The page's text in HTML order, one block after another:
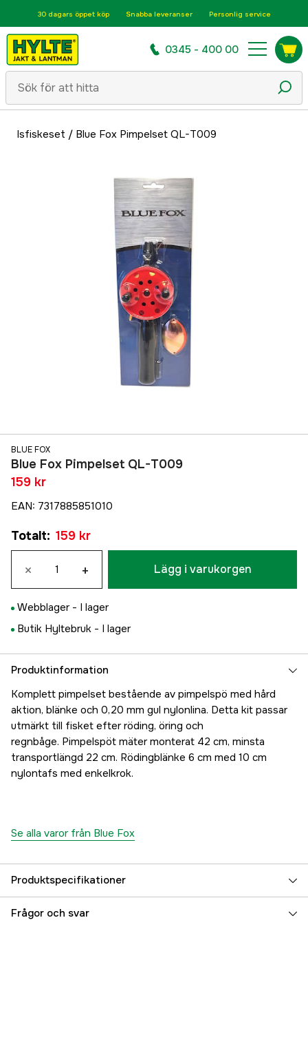
30 dagars öppet köp Snabba leveranser Personlig service
0345 - 400 00
Isfiskeset / Blue Fox Pimpelset QL-T009
BLUE FOX
Blue Fox Pimpelset QL-T009
159 kr
EAN: 7317885851010
Totalt: 159 kr
× + Lägg i varukorgen
Webblager - I lager
Butik Hyltebruk - I lager
Produktinformation
Komplett pimpelset bestående av pimpelspö med hård
aktion, blänke och 0,20 mm gul nylonlina. Detta kit passar
utmärkt till fisket efter röding, öring och
regnbåge. Pimpelspöt mäter monterat 42 cm, minsta
transportlängd 22 cm. Rödingblänke 6 cm med 10 cm
nylontafs med enkelkrok.
Se alla varor från Blue Fox
Produktspecifikationer
Referensnummer 5000003466
Frågor och svar